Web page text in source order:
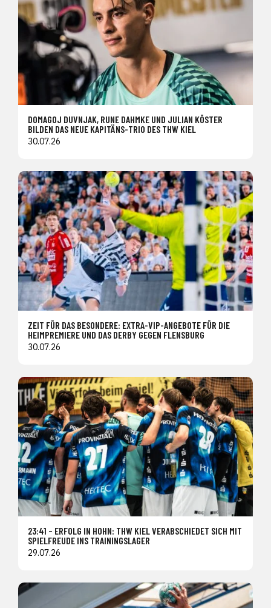
DOMAGOJ DUVNJAK, RUNE DAHMKE UND JULIAN KÖSTER
BILDEN DAS NEUE KAPITÄNS-TRIO DES THW KIEL
30.07.26
ZEIT FÜR DAS BESONDERE: EXTRA-VIP-ANGEBOTE FÜR DIE
HEIMPREMIERE UND DAS DERBY GEGEN FLENSBURG
30.07.26
23:41 – ERFOLG IN HOHN: THW KIEL VERABSCHIEDET SICH MIT
SPIELFREUDE INS TRAININGSLAGER
29.07.26